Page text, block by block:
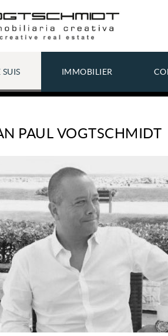
SUIS IMMOBILIER
PAUL VOGTSCHMIDT